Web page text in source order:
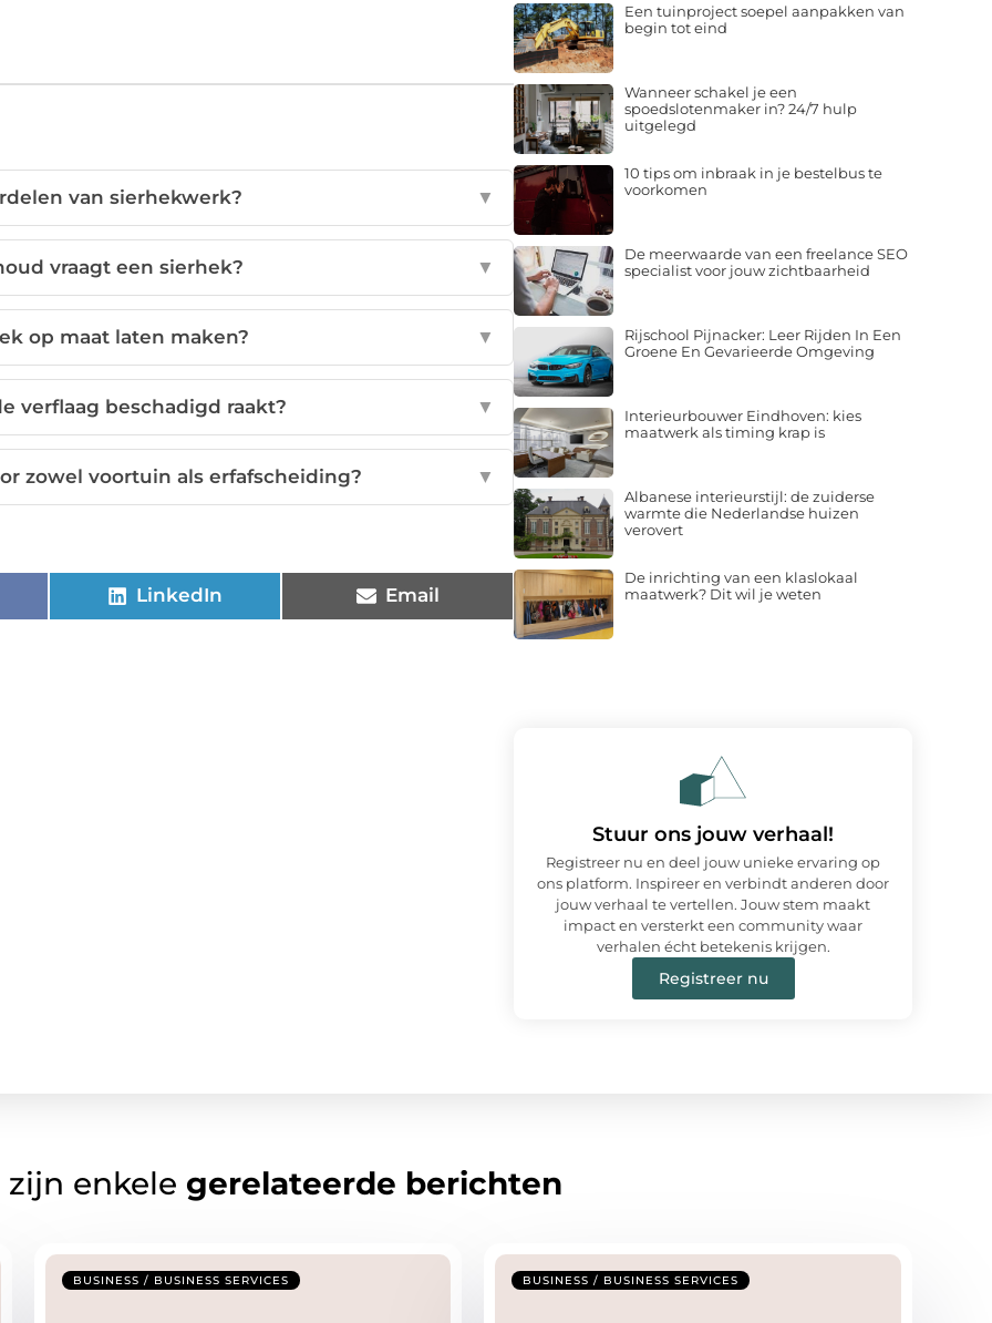
van sierhekwerk? ▼
vraagt een sierhek? ▼
op maat laten maken? ▼
verflaag beschadigd raakt? ▼
zowel voortuin als erfafscheiding? ▼
LinkedIn Email
Een tuinproject soepel aanpakken van
begin tot eind
Wanneer schakel je een
spoedslotenmaker in? 24/7 hulp
uitgelegd
10 tips om inbraak in je bestelbus te
voorkomen
De meerwaarde van een freelance SEO
specialist voor jouw zichtbaarheid
Rijschool Pijnacker: Leer Rijden In Een
Groene En Gevarieerde Omgeving
Interieurbouwer Eindhoven: kies
maatwerk als timing krap is
Albanese interieurstijl: de zuiderse
warmte die Nederlandse huizen
verovert
De inrichting van een klaslokaal
maatwerk? Dit wil je weten
Stuur ons jouw verhaal!
Registreer nu en deel jouw unieke ervaring op
ons platform. Inspireer en verbindt anderen door
jouw verhaal te vertellen. Jouw stem maakt
impact en versterkt een community waar
verhalen écht betekenis krijgen.
Registreer nu
zijn enkele gerelateerde berichten
BUSINESS / BUSINESS SERVICES BUSINESS / BUSINESS SERVICES